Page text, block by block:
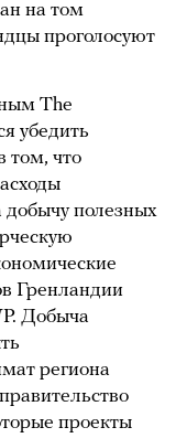
на том
проголосуют
The
убедить
том, что
добычу полезных
Гренландии
Добыча
региона
проекты